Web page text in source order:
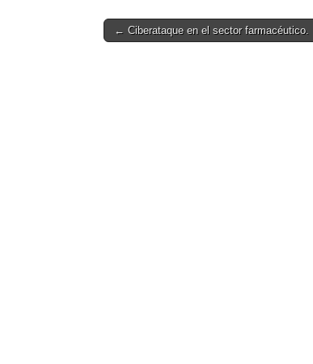
Post← Ciberataque en el sector farmacéutico.